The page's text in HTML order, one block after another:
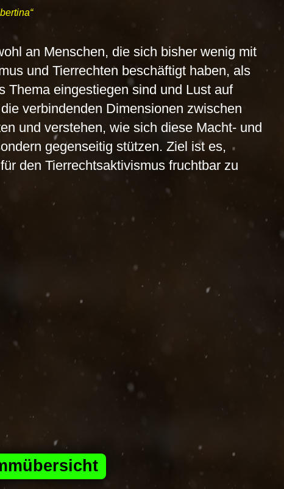
an Menschen, die sich bisher wenig mit
und Tierrechten beschäftigt haben, als
Thema eingestiegen sind und Lust auf
verbindenden Dimensionen zwischen
und verstehen, wie sich diese Macht- und
gegenseitig stützen. Ziel ist es,
den Tierrechtsaktivismus fruchtbar zu